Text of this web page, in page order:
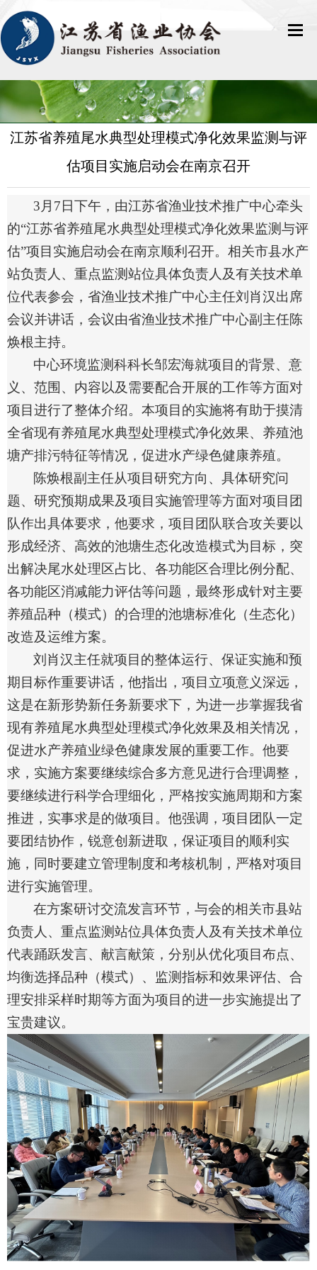
关于协会
新闻中心
市场行情
科学普及
联系我们
江苏省养殖尾水典型处理模式净化效果监测与评
估项目实施启动会在南京召开
3月 7日下午 ， 由江苏省渔业技术推广中心牵头
的“江苏省养殖尾水典型处理模式净化效果监测与评
估”项目实施启动会在南京顺利召开。 相关市县水产
站负责人、重点监测站位具体负责人及有关技术单
位代表参会， 省渔业技术推广中心主任刘肖汉出席
会议并讲话，会议由省渔业技术推广中心副主任陈
焕根主持。
中心环境监测科科长邹宏海就项目的背景、意
义、范围、内容以及需要配合开展的工作等方面对
项目进行了整体介绍。本项目的实施将有助于摸清
全省现有养殖尾水典型处理模式净化效果、养殖池
塘产排污特征等情况，促进水产绿色健康养殖。
陈焕根副主任从项目研究方向、具体研究问
题、研究预期成果及项目实施管理等方面对项目团
队作出具体要求，他要求，项目团队联合攻关要以
形成经济、高效的池塘生态化改造模式为目标，突
出解决尾水处理区占比、各功能区合理比例分配、
各功能区消减能力评估等问题，最终形成针对主要
养殖品种（模式）的合理的池塘标准化（生态化）
改造及运维方案。
刘肖汉主任就项目的整体运行、保证实施和预
期目标作重要讲话，他指出，项目立项意义深远，
这是在新形势新任务新要求下，为进一步掌握我省
现有养殖尾水典型处理模式净化效果及相关情况，
促进水产养殖业绿色健康发展的重要工作。他要
求，实施方案要继续综合多方意见进行合理调整，
要继续进行科学合理细化，严格按实施周期和方案
推进，实事求是的做项目。他强调，项目团队一定
要团结协作，锐意创新进取，保证项目的顺利实
施，同时要建立管理制度和考核机制，严格对项目
进行实施管理。
在方案研讨交流发言环节，与会的相关市县站
负责人、重点监测站位具体负责人及有关技术单位
代表踊跃发言、献言献策，分别从优化项目布点、
均衡选择品种（模式）、监测指标和效果评估、合
理安排采样时期等方面为项目的进一步实施提出了
宝贵建议。